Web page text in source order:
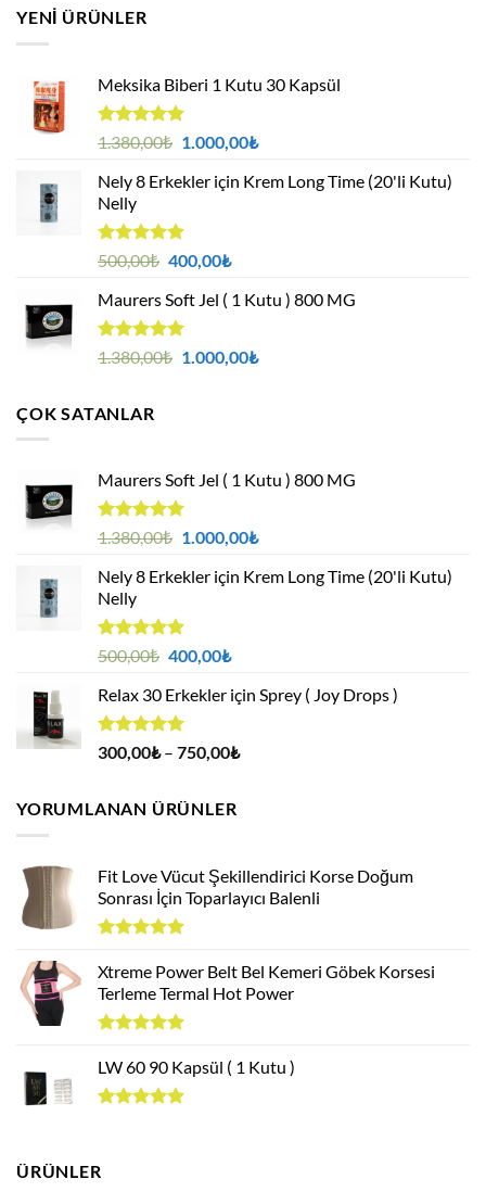
YENI ÜRÜNLER
Meksika Biberi 1 Kutu 30 Kapsül
5 üzerinden
oy
aldı
1.380,00₺ Orijinal
1.380,00₺.
1.000,00₺Şu
fiyat:
Nely 8 Erkekler için Krem Long Time (20'li Kutu)
Nelly
5 üzerinden
oy
aldı
500,00₺ Orijinal
500,00₺.
400,00₺Şu
fiyat:
Maurers Soft Jel ( 1 Kutu ) 800 MG
5 üzerinden
oy
1.380,00₺ Orijinal
1.000,00₺Şu
ÇOK SATANLAR
Maurers Soft Jel ( 1 Kutu ) 800 MG
5 üzerinden
oy
aldı
1.380,00₺ Orijinal
1.380,00₺.
1.000,00₺Şu
fiyat:
Nely 8 Erkekler için Krem Long Time (20'li Kutu)
Nelly
5 üzerinden
oy
aldı
500,00₺ Orijinal
500,00₺.
400,00₺Şu
fiyat:
Relax 30 Erkekler için Sprey ( Joy Drops )
5 üzerinden
4.94oy
300,00₺ – 750,00₺Fiyat
YORUMLANAN ÜRÜNLER
Fit Love Vücut Şekillendirici Korse Doğum
Sonrası İçin Toparlayıcı Balenli
5.00oy
aldı
Xtreme Power Belt Bel Kemeri Göbek Korsesi
Terleme Termal Hot Power
5.00oy
LW 60 90 Kapsül ( 1 Kutu )
ÜRÜNLER